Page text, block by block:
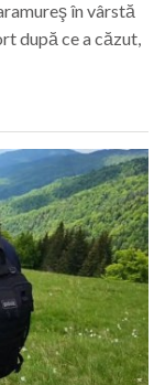
în vârstă
după ce a căzut,